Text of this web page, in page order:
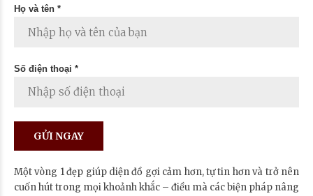
Họ và tên *
Số điện thoại *
Một vòng 1 đẹp giúp diện đồ gợi cảm hơn, tự tin hơn và trở nên
cuốn hút trong mọi khoảnh khắc – điều mà các biện pháp nâng